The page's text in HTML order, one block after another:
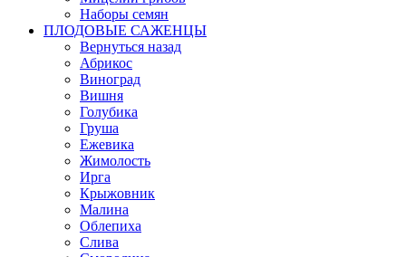
Наборы семян
ПЛОДОВЫЕ САЖЕНЦЫ
Вернуться назад
Абрикос
Виноград
Вишня
Голубика
Груша
Ежевика
Жимолость
Ирга
Крыжовник
Малина
Облепиха
Слива